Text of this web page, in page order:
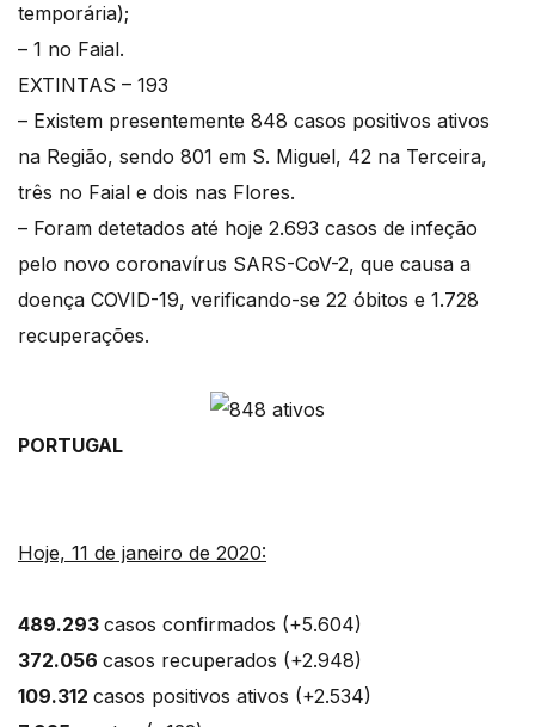
temporária);
– 1 no Faial.
EXTINTAS – 193
– Existem presentemente 848 casos positivos ativos
na Região, sendo 801 em S. Miguel, 42 na Terceira,
três no Faial e dois nas Flores.
– Foram detetados até hoje 2.693 casos de infeção
pelo novo coronavírus SARS-CoV-2, que causa a
doença COVID-19, verificando-se 22 óbitos e 1.728
recuperações.
PORTUGAL
Hoje, 11 de janeiro de 2020:
489.293 casos confirmados (+5.604)
372.056 casos recuperados (+2.948)
109.312 casos positivos ativos (+2.534)